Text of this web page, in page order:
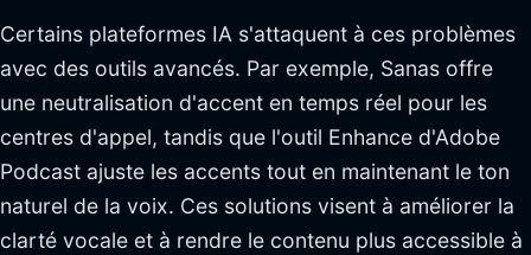
Certains plateformes IA s'attaquent à ces problèmes
avec des outils avancés. Par exemple, Sanas offre
une neutralisation d'accent en temps réel pour les
centres d'appel, tandis que l'outil Enhance d'Adobe
Podcast ajuste les accents tout en maintenant le ton
naturel de la voix. Ces solutions visent à améliorer la
clarté vocale et à rendre le contenu plus accessible à